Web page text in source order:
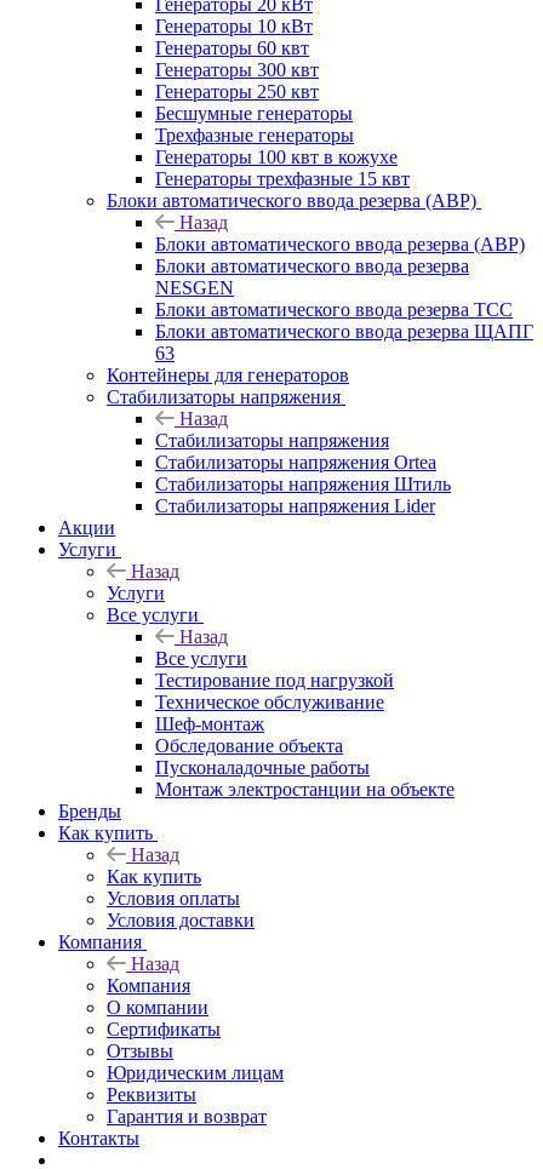
Генераторы 20 кВт
Генераторы 10 кВт
Генераторы 60 квт
Генераторы 300 квт
Генераторы 250 квт
Бесшумные генераторы
Трехфазные генераторы
Генераторы 100 квт в кожухе
Генераторы трехфазные 15 квт
Блоки автоматического ввода резерва (АВР)
Назад
Блоки автоматического ввода резерва (АВР)
Блоки автоматического ввода резерва
NESGEN
Блоки автоматического ввода резерва ТСС
Блоки автоматического ввода резерва ЩАПГ
63
Контейнеры для генераторов
Стабилизаторы напряжения
Назад
Стабилизаторы напряжения
Стабилизаторы напряжения Ortea
Стабилизаторы напряжения Штиль
Стабилизаторы напряжения Lider
Акции
Услуги
Назад
Услуги
Все услуги
Назад
Все услуги
Тестирование под нагрузкой
Техническое обслуживание
Шеф-монтаж
Обследование объекта
Пусконаладочные работы
Монтаж электростанции на объекте
Бренды
Как купить
Назад
Как купить
Условия оплаты
Условия доставки
Компания
Назад
Компания
О компании
Сертификаты
Отзывы
Юридическим лицам
Реквизиты
Гарантия и возврат
Контакты